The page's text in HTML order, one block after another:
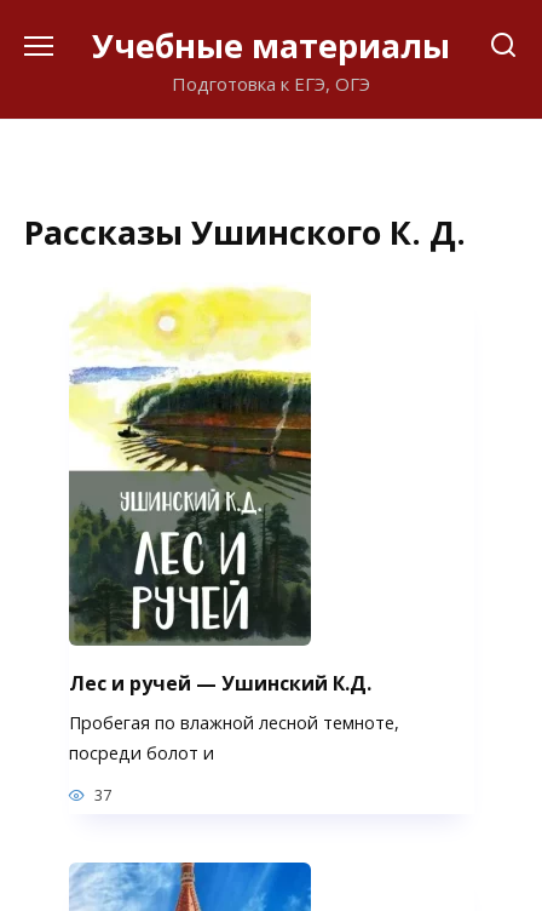
Учебные материалы
Подготовка к ЕГЭ, ОГЭ
Рассказы Ушинского К. Д.
Лес и ручей — Ушинский К.Д.
Пробегая по влажной лесной темноте,
посреди болот и
37